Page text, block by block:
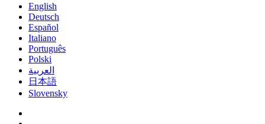
English
Deutsch
Español
Italiano
Português
Polski
العربية
日本語
Slovensky